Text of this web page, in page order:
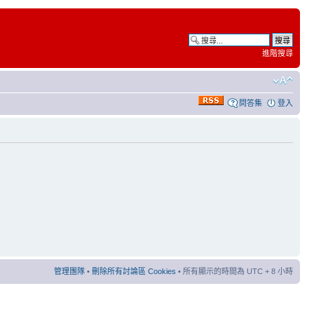
進階搜尋
問答集 登入
管理團隊 • 刪除所有討論區 Cookies • 所有顯示的時間為 UTC + 8 小時